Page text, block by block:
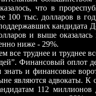
что в
100 тыс. долларов в
кандидата
и выше
ниже -29%.
все труднее и труднее
Финансовый оплот
знать и финансовые
являются адвокаты. К
112